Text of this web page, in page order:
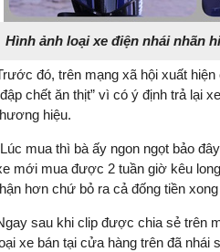
Hình ảnh loại xe điện nhái nhãn
đó, trên mạng xã hội xuất
chết ăn thịt” vì có ý định trả lại
hiệu.
mua thì bà ấy ngon ngọt bảo
mới mua được 2 tuần giờ kêu
hơn chứ bỏ ra cả đống tiền
sau khi clip được chia sẻ trên
xe bán tại cửa hàng trên đã nhái